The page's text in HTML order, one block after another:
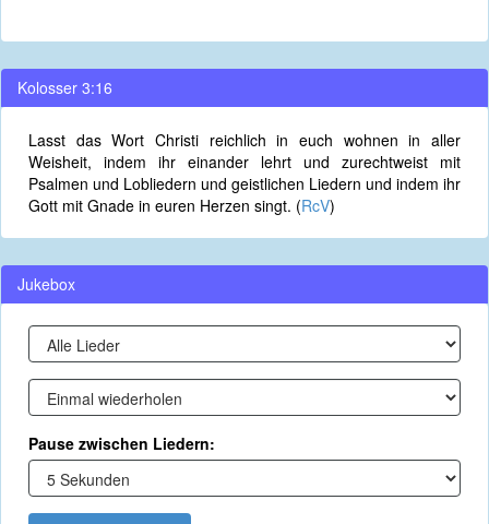
Kolosser 3:16
Lasst das Wort Christi reichlich in euch wohnen in aller
Weisheit, indem ihr einander lehrt und zurechtweist mit
Psalmen und Lobliedern und geistlichen Liedern und indem ihr
Gott mit Gnade in euren Herzen singt. (RcV)
Jukebox
Pause zwischen Liedern: